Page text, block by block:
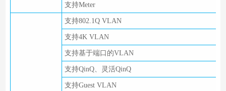
支持Meter
支持802.1Q VLAN
支持4K VLAN
支持基于端口的VLAN
支持QinQ、灵活QinQ
支持Guest VLAN